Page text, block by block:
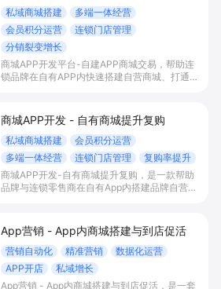
私域商城搭建
多端一体经营
会员积分运营
连锁门店管理
分销裂变增长
商城APP开发平台-自建APP商城交易，帮助连
锁品牌在自有APP内快速搭建自营商城、打通多
商城APP开发 - 自有商城提升复购
私域商城搭建
会员积分运营
多端一体经营
连锁门店管理
复购率提升
商城APP开发-自有商城提升复购，是一款帮助
品牌与连锁零售商在自有App内搭建品牌自营私
私域、提升复购率与会员生命周期价值。
App营销 - App内商城搭建与到店促活
营销自动化 精准营销
数据化运营
APP开店
私域增长
App营销 - App内商城搭建与到店促活，是一套